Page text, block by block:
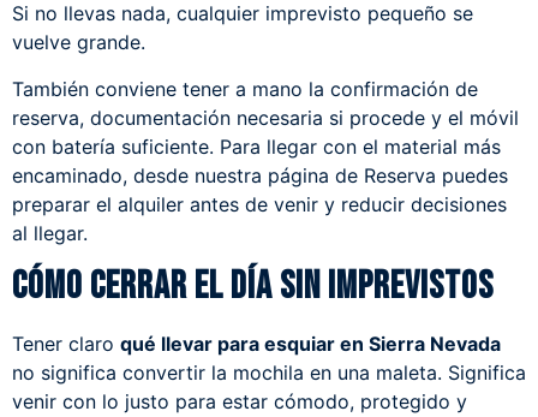
Si no llevas nada, cualquier imprevisto pequeño se
vuelve grande.
También conviene tener a mano la confirmación de
reserva, documentación necesaria si procede y el móvil
con batería suficiente. Para llegar con el material más
encaminado, desde nuestra página de Reserva puedes
preparar el alquiler antes de venir y reducir decisiones
al llegar.
Cómo cerrar el día sin imprevistos
Tener claro qué llevar para esquiar en Sierra Nevada
no significa convertir la mochila en una maleta. Significa
venir con lo justo para estar cómodo, protegido y